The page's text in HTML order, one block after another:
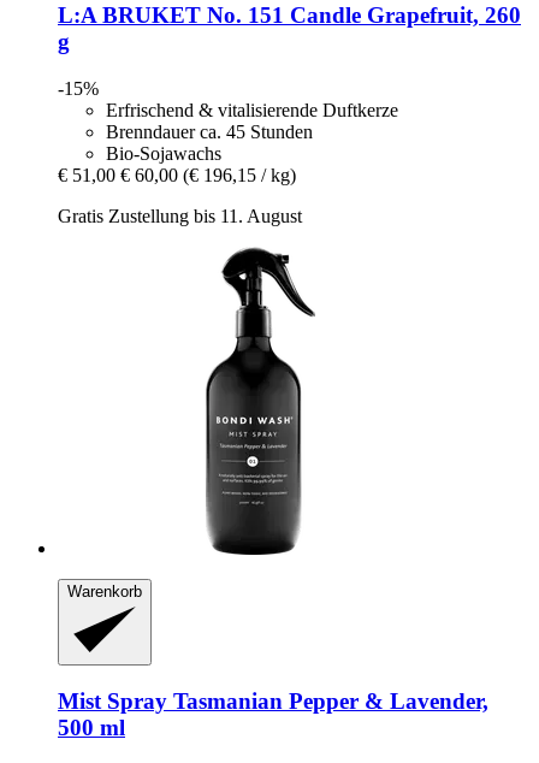
L:A BRUKET No. 151 Candle Grapefruit, 260
g
-15%
Erfrischend & vitalisierende Duftkerze
Brenndauer ca. 45 Stunden
Bio-Sojawachs
€ 51,00 € 60,00 (€ 196,15 / kg)
Gratis Zustellung bis 11. August
Warenkorb
Mist Spray Tasmanian Pepper & Lavender,
500 ml